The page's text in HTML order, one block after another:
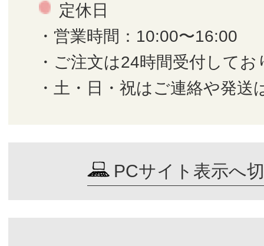
定休日
・営業時間：10:00〜16:00
・ご注文は24時間受付してお
・土・日・祝はご連絡や発送
PCサイト表示へ